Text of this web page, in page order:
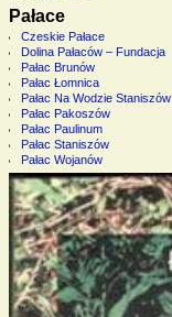
Pałace
Czeskie Pałace
Dolina Pałaców – Fundacja
Pałac Brunów
Pałac Łomnica
Pałac Na Wodzie Staniszów
Pałac Pakoszów
Pałac Paulinum
Pałac Staniszów
Pałac Wojanów